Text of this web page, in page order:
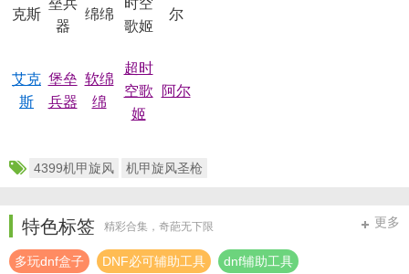
艾克
斯
堡垒
兵器
软绵
绵
超时
空歌
姬
阿尔
4399机甲旋风 机甲旋风圣枪
特色标签 精彩合集，奇葩无下限 更多
多玩dnf盒子 DNF必可辅助工具 dnf辅助工具